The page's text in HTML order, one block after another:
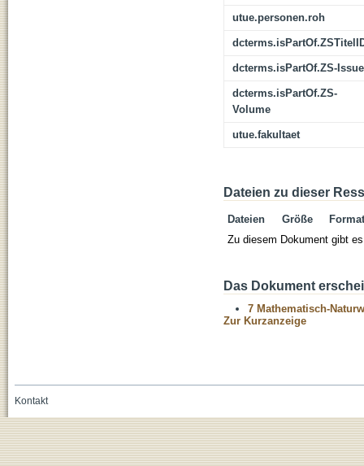
utue.personen.roh
dcterms.isPartOf.ZS-Issue
dcterms.isPartOf.ZS-
Volume
utue.fakultaet
Dateien zu dieser
Dateien Größe
Format
Zu diesem Dokument gibt
Das Dokument
7 Mathematisch-
Zur Kurzanzeige
Kontakt